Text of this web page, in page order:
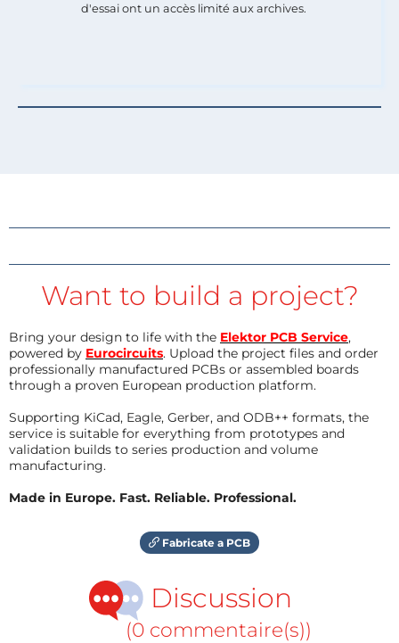
d'essai ont un accès limité aux archives.
Want to build a project?
Bring your design to life with the Elektor PCB Service,
powered by Eurocircuits. Upload the project files and order
professionally manufactured PCBs or assembled boards
through a proven European production platform.
Supporting KiCad, Eagle, Gerber, and ODB++ formats, the
service is suitable for everything from prototypes and
validation builds to series production and volume
manufacturing.
Made in Europe. Fast. Reliable. Professional.
Fabricate a PCB
Discussion
(0 commentaire(s))